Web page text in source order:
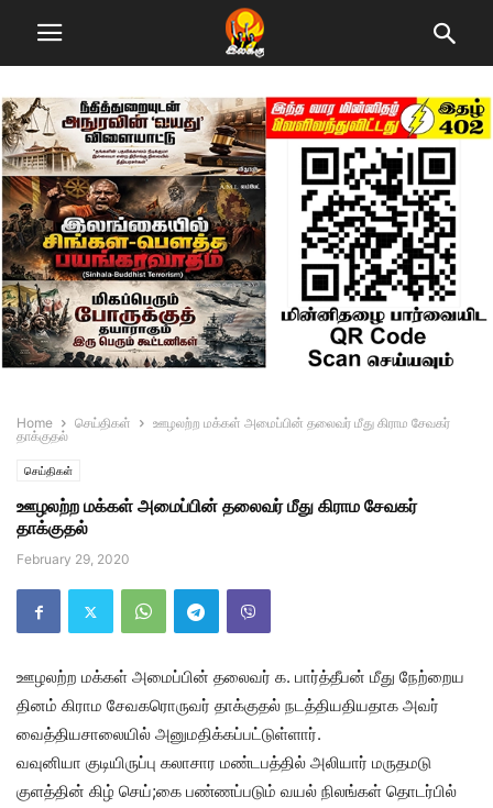
Home செய்திகள்
ஊழலற்ற மக்கள் அமைப்பின் தலைவர் மீது கிராம சேவகர்
தாக்குதல்
செய்திகள்
ஊழலற்ற மக்கள் அமைப்பின் தலைவர் மீது கிராம சேவகர்
தாக்குதல்
February 29, 2020
ஊழலற்ற மக்கள் அமைப்பின் தலைவர் க. பார்த்தீபன் மீது நேற்றைய
தினம் கிராம சேவகரொருவர் தாக்குதல் நடத்தியதியதாக அவர்
வைத்தியசாலையில் அனுமதிக்கப்பட்டுள்ளார்.
வவுனியா குடியிருப்பு கலாசார மண்டபத்தில் அலியார் மருதமடு
குளத்தின் கிழ் செய்;கை பண்ணப்படும் வயல் நிலங்கள் தொடர்பில்